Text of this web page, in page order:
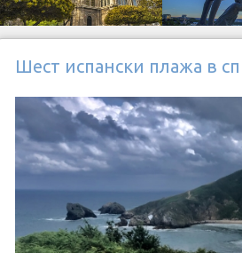
Шест испански плажа в